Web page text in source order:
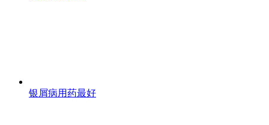
银屑病用药最好